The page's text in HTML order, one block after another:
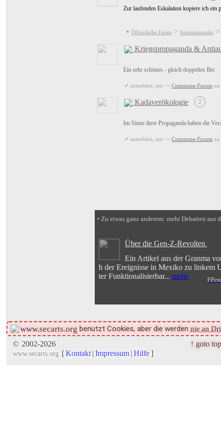
Zur laufenden Eskalation kopiere ich ein
• Öffentliche Foren > Internationales
Kriegspropaganda &
Ein sehr schönes - gleich doppeltes Bei
✓ anmelden, um >> Commune-Forum zu
Kadaverökologie 2
Im Sinne ihrer Propaganda haben die
✓ anmelden, um >> Commune-Forum zu
• Zu etwas ganz anderem: mehr Debatten aus
Über die Gen-Z-Revolten
Ein Artikel aus der Granma
h der Ereignisse in Mexiko zu linkem
ter Funktionalisierbar... mehr
www.secarts.org benutzt Cookies, aber die werden nie an
© 2002-2026
www.secarts.org [ Kontakt | Impressum | Hilfe ]
↑ goto top